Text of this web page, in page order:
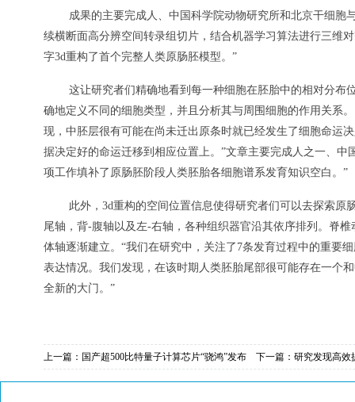
成果的主要完成人、中国科学院动物研究所和北京干细胞
续横断面高分辨空间转录组切片，结合机器学习算法进行三维
字3d重构了首个完整人类原肠胚模型。”
这让研究者们精确地看到每一种细胞在胚胎中的相对分布
确地定义不同的细胞类型，并且分析其与周围细胞的作用关系
现，中胚层很有可能在尚未迁出原条时就已经发生了细胞命运
据决定好的命运迁移到相应位置上。”文章主要完成人之一、
项工作填补了原肠胚阶段人类胚胎各细胞谱系发育知识空白。”
此外，3d重构的空间位置信息使得研究者们可以去探索
尾轴，背-腹轴以及左-右轴，各种组织器官沿其依序排列。脊
体轴逐渐建立。“我们在研究中，关注了7条发育过程中的重要
表达情况。我们发现，在该时期人类胚胎尾部很可能存在一个
全新的大门。”
上一篇： 国产超500比特量子计算芯片“骁鸿”发布 下一篇： 研究发现高效